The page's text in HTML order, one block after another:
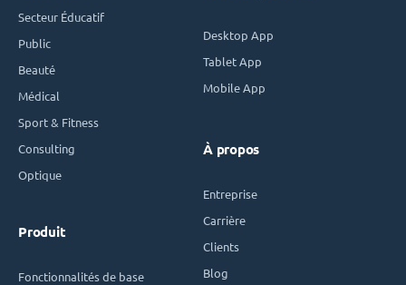
Secteur Éducatif
Public
Beauté
Médical
Sport & Fitness
Consulting
Optique
Produit
Fonctionnalités de base
Desktop App
Tablet App
Mobile App
À propos
Entreprise
Carrière
Clients
Blog